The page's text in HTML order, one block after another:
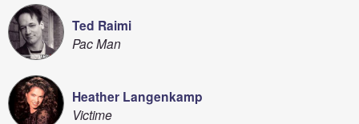
Ted Raimi
Pac Man
Heather Langenkamp
Victime